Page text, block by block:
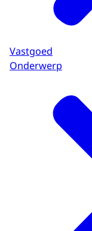
Vastgoed
Onderwerp